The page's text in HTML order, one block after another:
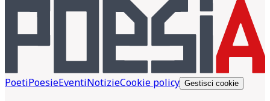
PoetiPoesieEventiNotizieCookie policy Gestisci cookie